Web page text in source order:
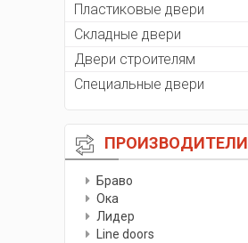
Пластиковые двери
Складные двери
Двери строителям
Специальные двери
ПРОИЗВОДИТЕЛИ
Браво
Ока
Лидер
Line doors